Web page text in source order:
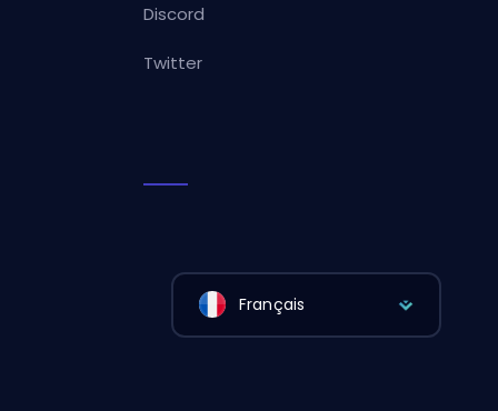
Discord
Twitter
Français